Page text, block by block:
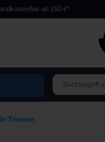
ab 150 €*
Tresore